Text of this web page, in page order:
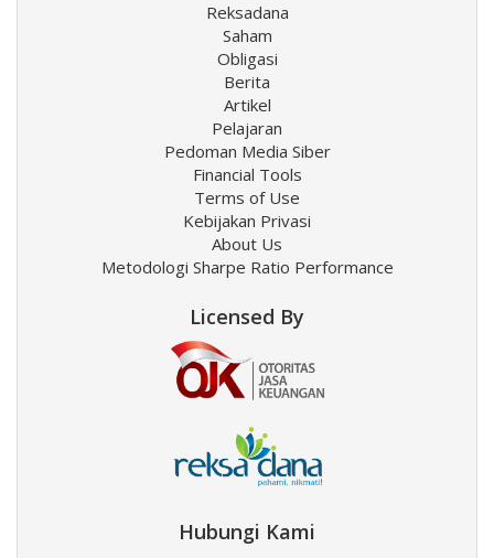
Reksadana
Saham
Obligasi
Berita
Artikel
Pelajaran
Pedoman Media Siber
Financial Tools
Terms of Use
Kebijakan Privasi
About Us
Metodologi Sharpe Ratio Performance
Licensed By
Hubungi Kami